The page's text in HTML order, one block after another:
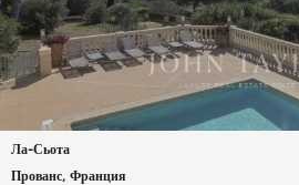
Ла-Сьота
Прованс, Франция